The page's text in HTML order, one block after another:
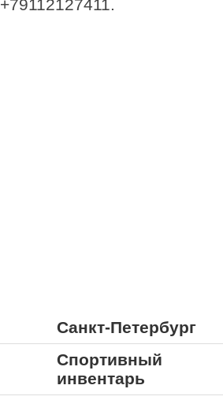
Санкт-Петербург
Спортивный
инвентарь